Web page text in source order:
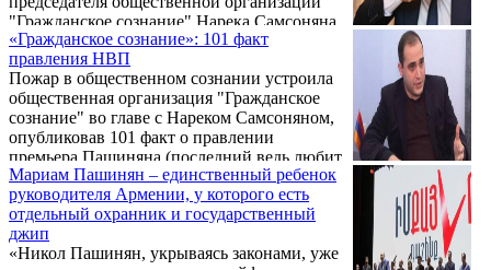
"Гражданское сознание" Нарека Самсоняна,
требуя возмещения ущерба, нанесенного его
чести и достоинству. Кроме того, Мирзоян
требует возместить затраты на услуги
адвоката и на выплаченную госпошлину.
Дело будет рассматривать судья Аршак
Петросян.
«Гражданское сознание»: 101 факт
правления НВП
Пожар в общественном сознании устроила
общественная организация "Гражданское
сознание" во главе с Нареком Самсоняном,
опубликовав 101 факт о правлении
премьера Пашиняна (последний ведь любит
время от времени выходить на публику со
100 фактами свершений своего
правительства). О чем свидетельствуют
представленные Н. Самсоняном факты? .
Мариам Пашинян – единственный ребенок
руководителя Армении, у которого есть
отдельный охранник и государственный
джип
«Никол Пашинян, укрываясь законами, уже